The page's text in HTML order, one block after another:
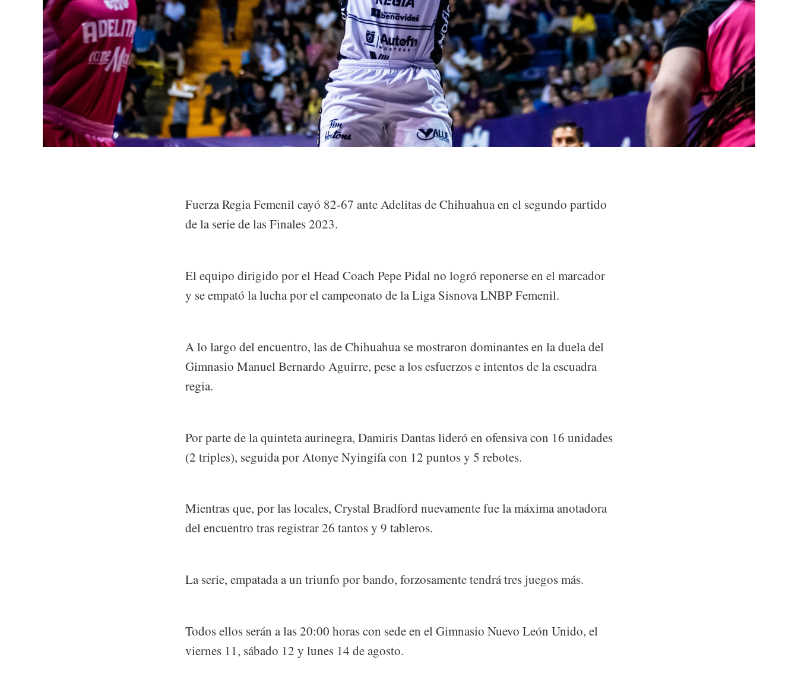
Fuerza Regia Femenil cayó 82-67 ante Adelitas de Chihuahua en el segundo partido
de la serie de las Finales 2023.
El equipo dirigido por el Head Coach Pepe Pidal no logró reponerse en el marcador
y se empató la lucha por el campeonato de la Liga Sisnova LNBP Femenil.
A lo largo del encuentro, las de Chihuahua se mostraron dominantes en la duela del
Gimnasio Manuel Bernardo Aguirre, pese a los esfuerzos e intentos de la escuadra
regia.
Por parte de la quinteta aurinegra, Damiris Dantas lideró en ofensiva con 16 unidades
(2 triples), seguida por Atonye Nyingifa con 12 puntos y 5 rebotes.
Mientras que, por las locales, Crystal Bradford nuevamente fue la máxima anotadora
del encuentro tras registrar 26 tantos y 9 tableros.
La serie, empatada a un triunfo por bando, forzosamente tendrá tres juegos más.
Todos ellos serán a las 20:00 horas con sede en el Gimnasio Nuevo León Unido, el
viernes 11, sábado 12 y lunes 14 de agosto.